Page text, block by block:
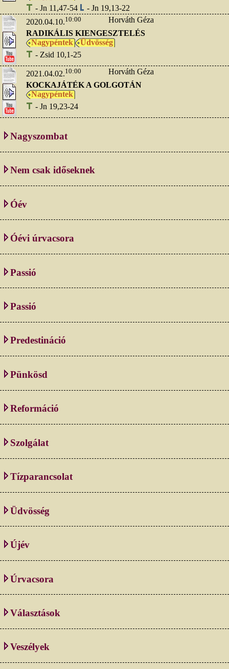
- Jn 11,47-54
- Jn 19,13-22
2020.04.10.10:00
Horváth Géza
RADIKÁLIS KIENGESZTELÉS
Nagypéntek
Üdvösség
- Zsid 10,1-25
2021.04.02.10:00
Horváth Géza
KOCKAJÁTÉK A GOLGOTÁN
Nagypéntek
- Jn 19,23-24
Nagyszombat
Nem csak időseknek
Óév
Óévi úrvacsora
Passió
Passió
Predestináció
Pünkösd
Reformáció
Szolgálat
Tízparancsolat
Üdvösség
Újév
Úrvacsora
Választások
Veszélyek